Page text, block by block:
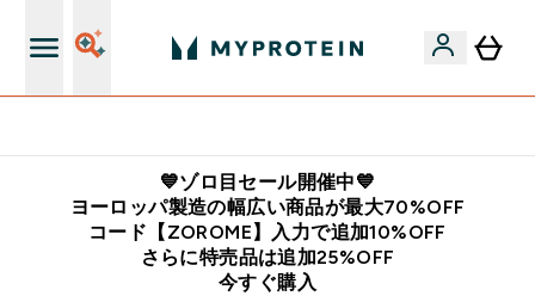
💙ゾロ目セール開催中💙
ヨーロッパ製造の幅広い商品が最大70%OFF
コード【ZOROME】入力で追加10%OFF
さらに特売品は追加25%OFF
今すぐ購入